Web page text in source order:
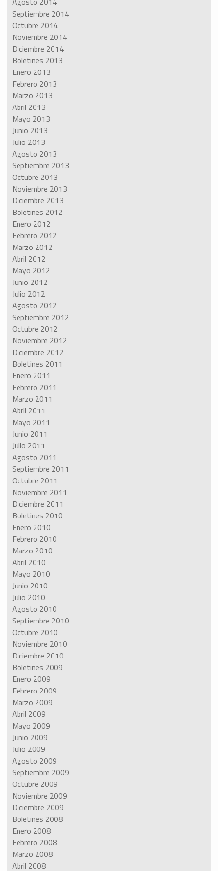
Septiembre 2014
Octubre 2014
Noviembre 2014
Diciembre 2014
Boletines 2013
Enero 2013
Febrero 2013
Marzo 2013
Abril 2013
Mayo 2013
Junio 2013
Julio 2013
Agosto 2013
Septiembre 2013
Octubre 2013
Noviembre 2013
Diciembre 2013
Boletines 2012
Enero 2012
Febrero 2012
Marzo 2012
Abril 2012
Mayo 2012
Junio 2012
Julio 2012
Agosto 2012
Septiembre 2012
Octubre 2012
Noviembre 2012
Diciembre 2012
Boletines 2011
Enero 2011
Febrero 2011
Marzo 2011
Abril 2011
Mayo 2011
Junio 2011
Julio 2011
Agosto 2011
Septiembre 2011
Octubre 2011
Noviembre 2011
Diciembre 2011
Boletines 2010
Enero 2010
Febrero 2010
Marzo 2010
Abril 2010
Mayo 2010
Junio 2010
Julio 2010
Agosto 2010
Septiembre 2010
Octubre 2010
Noviembre 2010
Diciembre 2010
Boletines 2009
Enero 2009
Febrero 2009
Marzo 2009
Abril 2009
Mayo 2009
Junio 2009
Julio 2009
Agosto 2009
Septiembre 2009
Octubre 2009
Noviembre 2009
Diciembre 2009
Boletines 2008
Enero 2008
Febrero 2008
Marzo 2008
Abril 2008